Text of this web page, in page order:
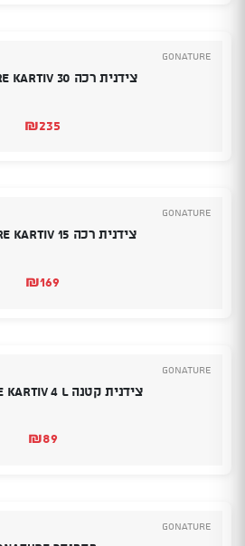
GoNature
צידנית רכה Gonature Kartiv 30
₪235
GoNature
צידנית רכה Gonature Kartiv 15
₪169
GoNature
צידנית קטנה Gonature Kartiv 4 l
₪89
GoNature